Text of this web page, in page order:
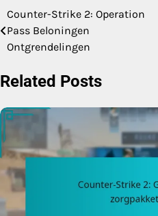
Post
navigation
Counter-Strike 2: Operation
Pass Beloningen
Ontgrendelingen
Related Posts